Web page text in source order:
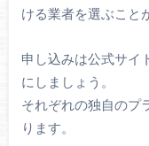
ける業者を選ぶこと
申し込みは公式サイ
にしましょう。
それぞれの独自の
ります。